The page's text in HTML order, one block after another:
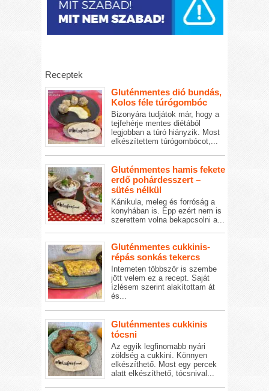
Receptek
Gluténmentes dió bundás,
Kolos féle túrógombóc
Bizonyára tudjátok már, hogy a
tejfehérje mentes diétából
legjobban a túró hiányzik. Most
elkészítettem túrógombócot,...
Gluténmentes hamis fekete
erdő pohárdesszert –
sütés nélkül
Kánikula, meleg és forróság a
konyhában is. Épp ezért nem is
szerettem volna bekapcsolni a...
Gluténmentes cukkinis-
répás sonkás tekercs
Interneten többször is szembe
jött velem ez a recept. Saját
ízlésem szerint alakítottam át
és...
Gluténmentes cukkinis
tócsni
Az egyik legfinomabb nyári
zöldség a cukkini. Könnyen
elkészíthető. Most egy percek
alatt elkészíthető, tócsnival...